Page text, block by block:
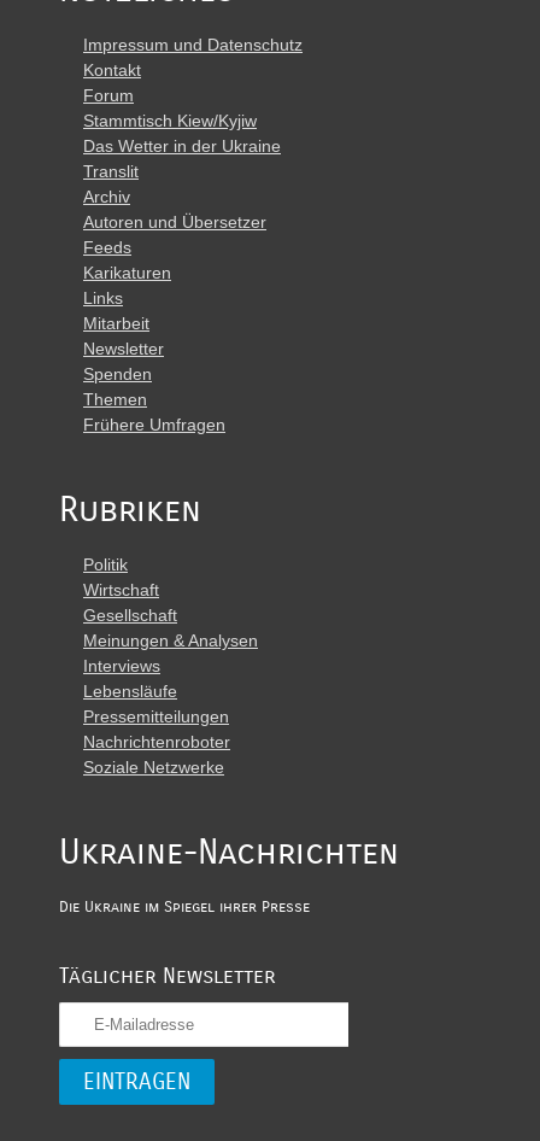
Impressum und Datenschutz
Kontakt
Forum
Stammtisch Kiew/Kyjiw
Das Wetter in der Ukraine
Translit
Archiv
Autoren und Übersetzer
Feeds
Karikaturen
Links
Mitarbeit
Newsletter
Spenden
Themen
Frühere Umfragen
Rubriken
Politik
Wirtschaft
Gesellschaft
Meinungen & Analysen
Interviews
Lebensläufe
Pressemitteilungen
Nachrichtenroboter
Soziale Netzwerke
Ukraine-Nachrichten
Die Ukraine im Spiegel ihrer Presse
Täglicher Newsletter